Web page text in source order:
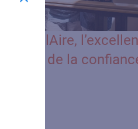
: VitalAire,
service de la